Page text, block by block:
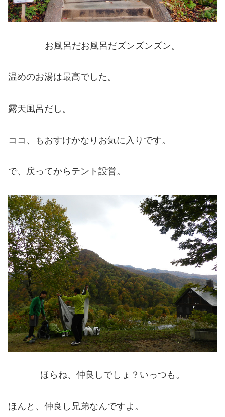
お風呂だお風呂だズンズンズン。
温めのお湯は最高でした。
露天風呂だし。
ココ、もおすけかなりお気に入りです。
で、戻ってからテント設営。
ほらね、仲良しでしょ？いっつも。
ほんと、仲良し兄弟なんですよ。